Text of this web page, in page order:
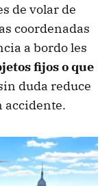
de volar de
coordenadas
a bordo les
fijos o que
duda reduce
accidente.